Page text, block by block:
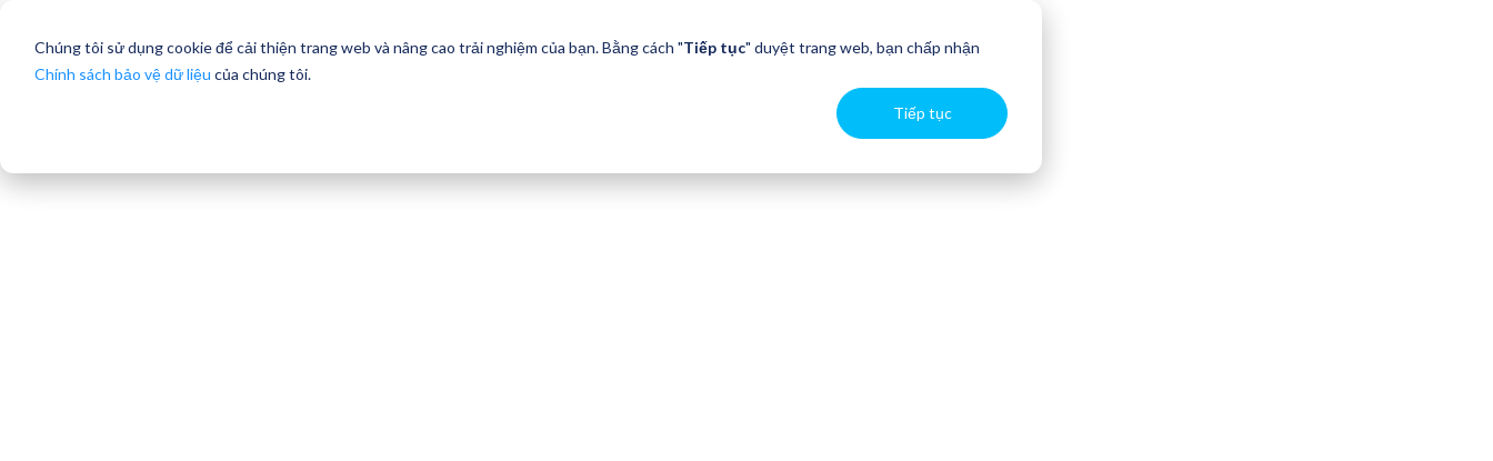
Chúng tôi sử dụng cookie để cải thiện trang web và nâng cao trải nghiệm của bạn. Bằng cách "Tiếp tục" duyệt trang web, bạn chấp nhận
Chính sách bảo vệ dữ liệu của chúng tôi.
Tiếp tục